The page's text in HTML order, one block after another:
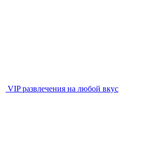
VIP развлечения на любой вкус